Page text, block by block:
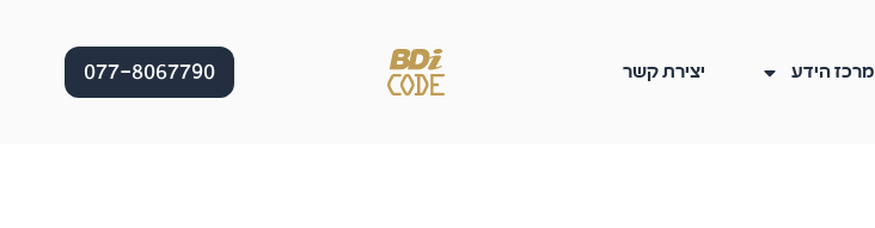
מרכז הידע יצירת קשר 077-8067790